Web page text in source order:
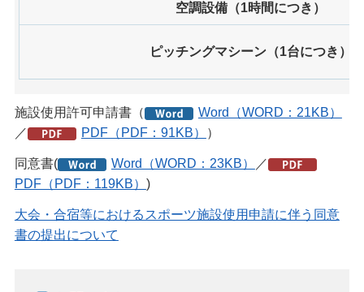
空調設備（1時間につき）
ピッチングマシーン（1台につき）
施設使用許可申請書（
Word（WORD：21KB）
／
PDF（PDF：91KB） ）
同意書( Word（WORD：23KB）
／
PDF（PDF：119KB） )
大会・合宿等におけるスポーツ施設使用申請に伴う同意
書の提出について